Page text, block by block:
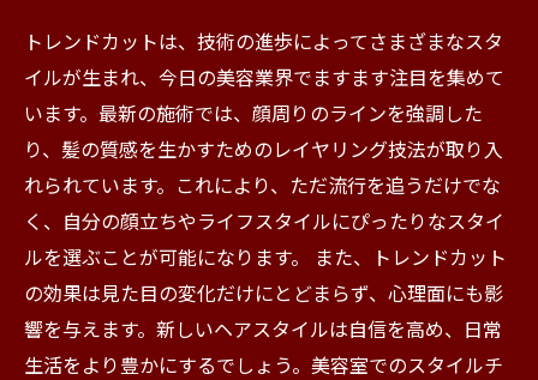
トレンドカットは、技術の進歩によってさまざまなスタ
イルが生まれ、今日の美容業界でますます注目を集めて
います。最新の施術では、顔周りのラインを強調した
り、髪の質感を生かすためのレイヤリング技法が取り入
れられています。これにより、ただ流行を追うだけでな
く、自分の顔立ちやライフスタイルにぴったりなスタイ
ルを選ぶことが可能になります。 また、トレンドカット
の効果は見た目の変化だけにとどまらず、心理面にも影
響を与えます。新しいヘアスタイルは自信を高め、日常
生活をより豊かにするでしょう。美容室でのスタイルチ